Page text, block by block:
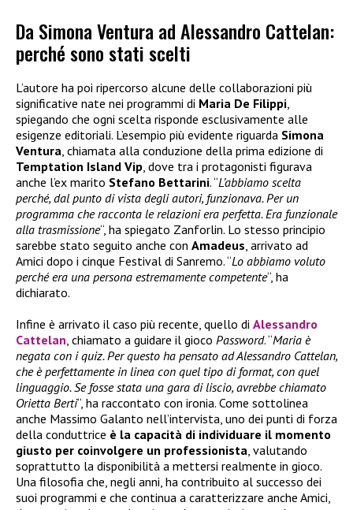
Da Simona Ventura ad Alessandro Cattelan:
perché sono stati scelti
L’autore ha poi ripercorso alcune delle collaborazioni più
significative nate nei programmi di Maria De Filippi
spiegando che ogni scelta risponde esclusivamente alle
esigenze editoriali. L’esempio più evidente riguarda Simona
Ventura , chiamata alla conduzione della prima edizione di
Temptation Island Vip , dove tra i protagonisti figurava
anche l’ex marito Stefano Bettarini. “L’abbiamo scelta
perché, dal punto di vista degli autori, funzionava. Per un
programma che racconta le relazioni era perfetta. Era funzionale
alla trasmissione“, ha spiegato Zanforlin. Lo stesso principio
sarebbe stato seguito anche con Amadeus , arrivato ad
Amici dopo i cinque Festival di Sanremo. “Lo abbiamo voluto
perché era una persona estremamente competente“, ha
dichiarato.
Infine è arrivato il caso più recente, quello di Alessandro
Cattelan , chiamato a guidare il gioco Password. “Maria è
negata con i quiz. Per questo ha pensato ad Alessandro Cattelan,
che è perfettamente in linea con quel tipo di format, con quel
linguaggio. Se fosse stata una gara di liscio, avrebbe chiamato
Orietta Berti“, ha raccontato con ironia. Come sottolinea
anche Massimo Galanto nell’intervista, uno dei punti di forza
della conduttrice è la capacità di individuare il momento
giusto per coinvolgere un professionista , valutando
soprattutto la disponibilità a mettersi realmente in gioco.
Una filosofia che, negli anni, ha contribuito al successo dei
suoi programmi e che continua a caratterizzare anche Amici,